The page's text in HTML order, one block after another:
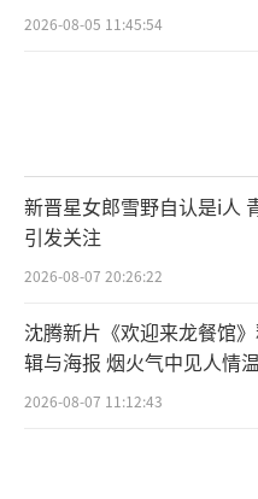
2026-08-05 11:45:54
新晋星女郎雪野自认是i人
引发关注
2026-08-07 20:26:22
沈腾新片《欢迎来龙餐馆
辑与海报 烟火气中见人情
2026-08-07 11:12:43